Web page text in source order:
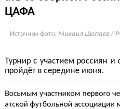
ЦАФА
Источник фото: Михаил Шапаев /
Турнир с участием россиян и
пройдёт в середине июня.
Восьмым участником первого
атской футбольной ассоциации